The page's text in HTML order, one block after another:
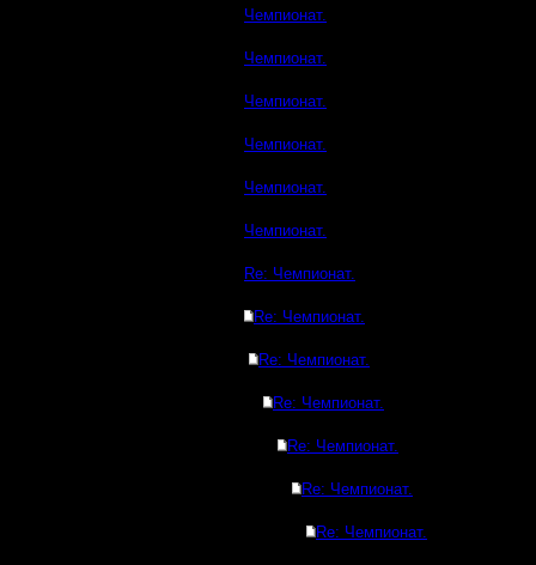
Чемпионат.
Чемпионат.
Чемпионат.
Чемпионат.
Чемпионат.
Чемпионат.
Re: Чемпионат.
Re: Чемпионат.
Re: Чемпионат.
Re: Чемпионат.
Re: Чемпионат.
Re: Чемпионат.
Re: Чемпионат.